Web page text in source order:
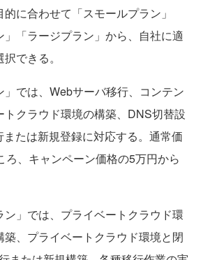
に合わせて「スモールプラン」
」「ラージプラン」から、自社に適
できる。
では、Webサーバ移行、コンテン
トクラウド環境の構築、DNS切替設
たは新規登録に対応する。通常価
ろ、キャンペーン価格の5万円から
」では、プライベートクラウド環
、プライベートクラウド環境と閉